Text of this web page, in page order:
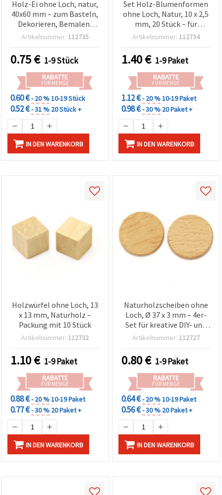
Holz-Ei ohne Loch, natur,
40x60 mm – zum Basteln,
Dekorieren, Bemalen,
Decoupage, Brandmalerei
Artikelnummer: 112735
0.75€ 1-9 Stück
RABATTE
FÜR MENGE
0.60 €- 20 %10-19 Stück
0.52 €- 31 % 20 Stück +
IN DEN WARENKORB
Set Holz-Blumenformen
ohne Loch, Natur, 10 x 2,5
mm, 20 Stück – für
Dekoration,
& Bastelprojekte
Artikelnummer: 112734
1.40€ 1-9 Paket
RABATTE
FÜR MENGE
1.12 €- 20 %10-19 Paket
0.98 €- 30 % 20 Paket +
IN DEN WARENKORB
Holzwürfel ohne Loch, 13
x 13 mm, Naturholz –
Packung mit 10 Stück
Artikelnummer: 112732
1.10€ 1-9 Paket
RABATTE
FÜR MENGE
0.88 €- 20 %10-19 Paket
0.77 €- 30 % 20 Paket +
IN DEN WARENKORB
Naturholzscheiben ohne
Loch, Ø 37 x 3 mm – 4er-
Set für kreative DIY- und
Basteldekoration
Artikelnummer: 112727
0.80€ 1-9 Paket
RABATTE
FÜR MENGE
0.64 €- 20 %10-19 Paket
0.56 €- 30 % 20 Paket +
IN DEN WARENKORB